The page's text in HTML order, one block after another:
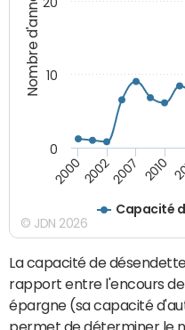
Nombre d'années
Capacité
200020022007 2010
0
10
© JDN 2026
La capacité de
rapport entre l'encours
épargne (sa capacité
permet de déterminer le